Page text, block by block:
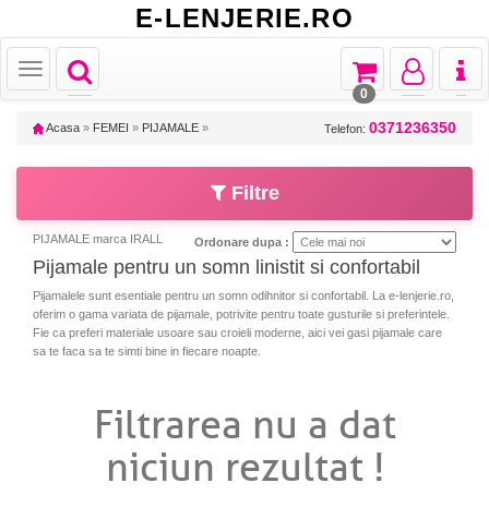
E-LENJERIE.RO
Toggle
navigation
Toggle
Toggle
navigation
Toggle
navigation
Toggle
navigation
0
Acasa » FEMEI » PIJAMALE » Telefon: 0371236350
Filtre
PIJAMALE marca IRALL Ordonare dupa :
Pijamale pentru un somn linistit si confortabil
Pijamalele sunt esentiale pentru un somn odihnitor si confortabil. La e-lenjerie.ro,
oferim o gama variata de pijamale, potrivite pentru toate gusturile si preferintele.
Fie ca preferi materiale usoare sau croieli moderne, aici vei gasi pijamale care
sa te faca sa te simti bine in fiecare noapte.
Filtrarea nu a dat
niciun rezultat !